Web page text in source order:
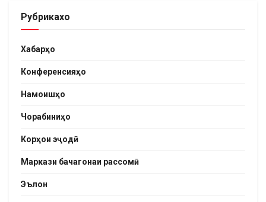
Рубрикахо
Хабарҳо
Конференсияҳо
Намоишҳо
Чорабиниҳо
Корҳои эҷодӣ
Маркази бачагонаи рассомӣ
Эълон